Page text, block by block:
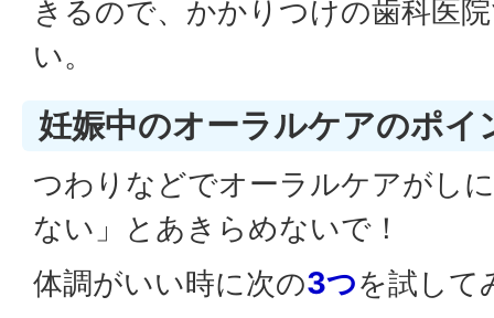
きるので、かかりつけの歯科医
い。
妊娠中のオーラルケアのポ
つわりなどでオーラルケアがし
ない」とあきらめないで！
体調がいい時に次の3つを試して